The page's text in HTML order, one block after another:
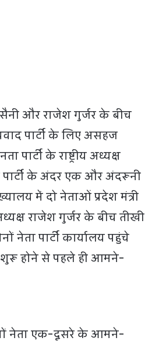
और राजेश गुर्जर के बीच
पार्टी के लिए असहज
पार्टी के राष्ट्रीय अध्यक्ष
पार्टी के अंदर एक और अंदरूनी
में दो नेताओं प्रदेश मंत्री
राजेश गुर्जर के बीच तीखी
पार्टी कार्यालय पहुंचे
शुरू होने से पहले ही आमने-
नेता एक-दूसरे के आमने-